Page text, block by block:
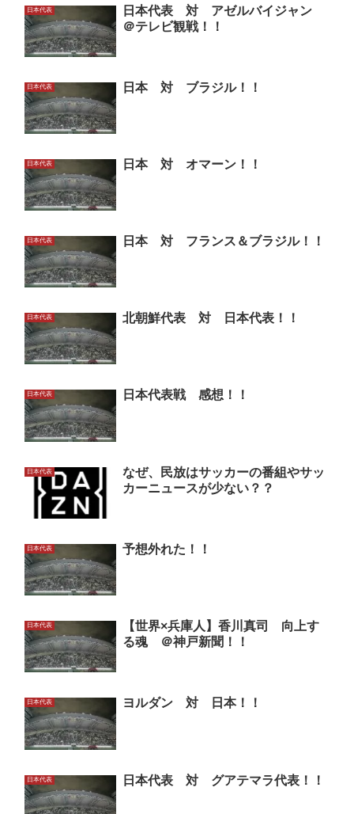
日本代表
日本代表 対 アゼルバイジャン
＠テレビ観戦！！
日本代表 日本 対 ブラジル！！
日本代表 日本 対 オマーン！！
日本代表 日本 対 フランス＆ブラジル！！
日本代表 北朝鮮代表 対 日本代表！！
日本代表 日本代表戦 感想！！
日本代表
なぜ、民放はサッカーの番組やサッ
カーニュースが少ない？？
日本代表 予想外れた！！
日本代表
【世界×兵庫人】香川真司 向上す
る魂 ＠神戸新聞！！
日本代表 ヨルダン 対 日本！！
日本代表 日本代表 対 グアテマラ代表！！